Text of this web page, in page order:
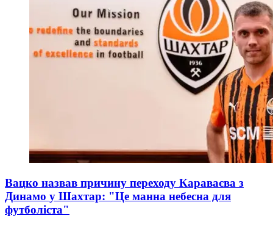
Вацко назвав причину переходу Караваєва з
Динамо у Шахтар: "Це манна небесна для
футболіста"